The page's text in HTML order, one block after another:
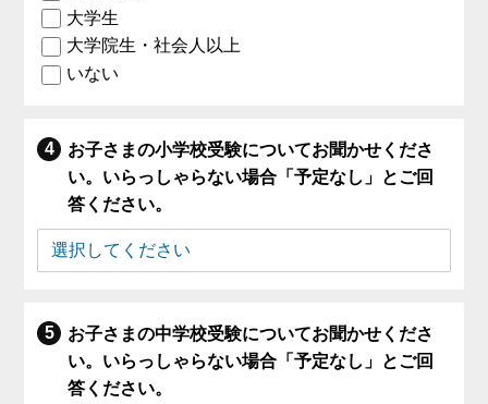
大学生
大学院生・社会人以上
いない
お子さまの小学校受験についてお聞かせくださ
い。いらっしゃらない場合「予定なし」とご回
答ください。
お子さまの中学校受験についてお聞かせくださ
い。いらっしゃらない場合「予定なし」とご回
答ください。